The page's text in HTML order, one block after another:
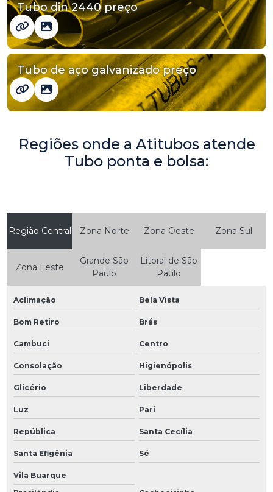
Tubo din 2440 preço
Tubo de aço galvanizado preço
Regiões onde a Atitubos atende
Tubo ponta e bolsa:
Região Central Zona Norte Zona Oeste Zona Sul
Zona Leste
Grande São
Paulo
Litoral de São
Paulo
Aclimação Bela Vista
Bom Retiro Brás
Cambuci Centro
Consolação Higienópolis
Glicério Liberdade
Luz Pari
República Santa Cecília
Santa Efigênia Sé
Vila Buarque